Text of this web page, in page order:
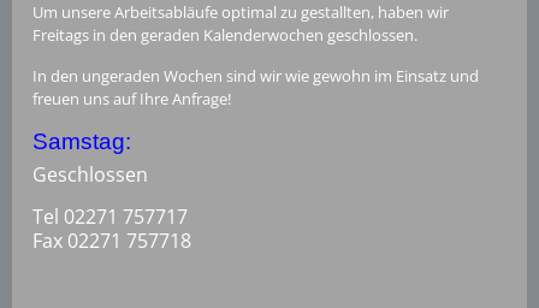
Um unsere Arbeitsabläufe optimal zu gestallten, haben wir
Freitags in den geraden Kalenderwochen geschlossen.
In den ungeraden Wochen sind wir wie gewohn im Einsatz und
freuen uns auf Ihre Anfrage!
Samstag:
Geschlossen
Tel 02271 757717
Fax 02271 757718